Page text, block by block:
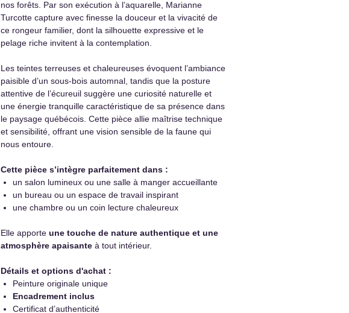
nos forêts. Par son exécution à l’aquarelle, Marianne
Turcotte capture avec finesse la douceur et la vivacité de
ce rongeur familier, dont la silhouette expressive et le
pelage riche invitent à la contemplation.
Les teintes terreuses et chaleureuses évoquent l’ambiance
paisible d’un sous-bois automnal, tandis que la posture
attentive de l’écureuil suggère une curiosité naturelle et
une énergie tranquille caractéristique de sa présence dans
le paysage québécois. Cette pièce allie maîtrise technique
et sensibilité, offrant une vision sensible de la faune qui
nous entoure.
Cette pièce s’intègre parfaitement dans :
un salon lumineux ou une salle à manger accueillante
un bureau ou un espace de travail inspirant
une chambre ou un coin lecture chaleureux
Elle apporte une touche de nature authentique et une
atmosphère apaisante à tout intérieur.
Détails et options d'achat :
Peinture originale unique
Encadrement inclus
Certificat d’authenticité